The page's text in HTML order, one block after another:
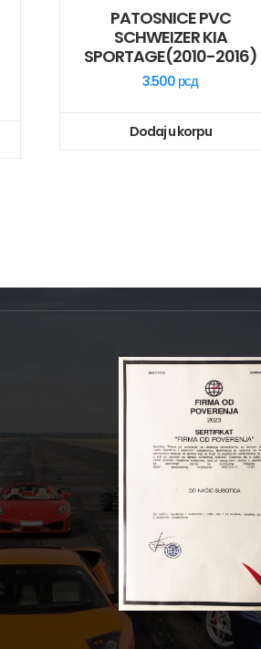
PATOSNICE PVC
SCHWEIZER KIA
SPORTAGE(2010-2016)
3.500 рсд
Dodaj u korpu